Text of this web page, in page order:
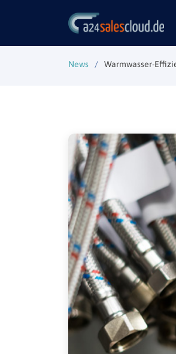
News Warmwasser-